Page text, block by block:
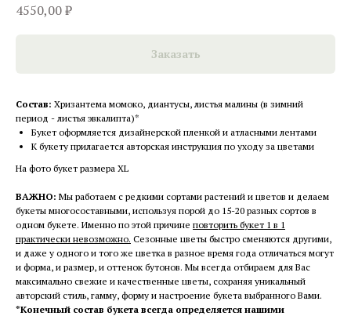
4550,00₽
Заказать
Состав: Хризантема момоко, диантусы, листья малины (в зимний
период - листья эвкалипта)*
Букет оформляется дизайнерской пленкой и атласными лентами
К букету прилагается авторская инструкция по уходу за цветами
На фото букет размера XL
ВАЖНО: Мы работаем с редкими сортами растений и цветов и делаем
букеты многосоставными, используя порой до 15-20 разных сортов в
одном букете. Именно по этой причине повторить букет 1 в 1
практически невозможно. Сезонные цветы быстро сменяются другими,
и даже у одного и того же цветка в разное время года отличаться могут
и форма, и размер, и оттенок бутонов. Мы всегда отбираем для Вас
максимально свежие и качественные цветы, сохраняя уникальный
авторский стиль, гамму, форму и настроение букета выбранного Вами.
*Конечный состав букета всегда определяется нашими